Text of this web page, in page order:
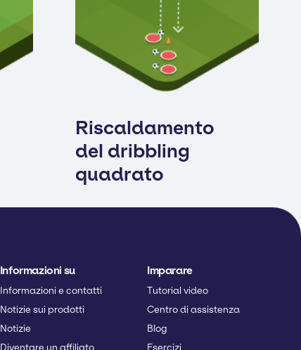
Riscaldamento
del dribbling
quadrato
Informazioni su
Informazioni e contatti
Notizie sui prodotti
Notizie
Diventare un affiliato
Imparare
Tutorial video
Centro di assistenza
Blog
Esercizi